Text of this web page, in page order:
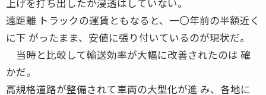
遠距離 トラックの運賃ともなると、一〇年前の半額近く
に下 がったまま、安値に張り付いているのが現状だ。
当時と比較して輸送効率が大幅に改善されたのは 確
かだ。
高規格道路が整備されて車両の大型化が進 み、各地に